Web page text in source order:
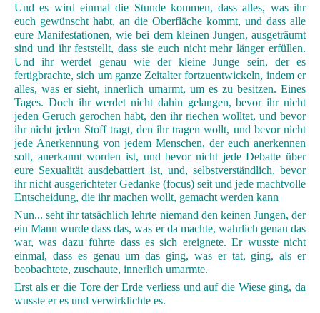
Und es wird einmal die Stunde kommen, dass alles, was ihr
euch gewünscht habt, an die Oberfläche kommt, und dass alle
eure Manifestationen, wie bei dem kleinen Jungen, ausgeträumt
sind und ihr feststellt, dass sie euch nicht mehr länger erfüllen.
Und ihr werdet genau wie der kleine Junge sein, der es
fertigbrachte, sich um ganze Zeitalter fortzuentwickeln, indem er
alles, was er sieht, innerlich umarmt, um es zu besitzen. Eines
Tages. Doch ihr werdet nicht dahin gelangen, bevor ihr nicht
jeden Geruch gerochen habt, den ihr riechen wolltet, und bevor
ihr nicht jeden Stoff tragt, den ihr tragen wollt, und bevor nicht
jede Anerkennung von jedem Menschen, der euch anerkennen
soll, anerkannt worden ist, und bevor nicht jede Debatte über
eure Sexualität ausdebattiert ist, und, selbstverständlich, bevor
ihr nicht ausgerichteter Gedanke (focus) seit und jede machtvolle
Entscheidung, die ihr machen wollt, gemacht werden kann
Nun... seht ihr tatsächlich lehrte niemand den keinen Jungen, der
ein Mann wurde dass das, was er da machte, wahrlich genau das
war, was dazu führte dass es sich ereignete. Er wusste nicht
einmal, dass es genau um das ging, was er tat, ging, als er
beobachtete, zuschaute, innerlich umarmte.
Erst als er die Tore der Erde verliess und auf die Wiese ging, da
wusste er es und verwirklichte es.